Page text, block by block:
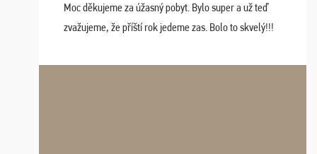
Moc děkujeme za úžasný pobyt. Bylo super a už teď
zvažujeme, že příští rok jedeme zas. Bolo to skvelý!!!